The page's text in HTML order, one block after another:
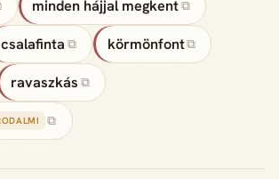
minden hájjal megkent ⧉
csalafinta ⧉ körmönfont⧉
ravaszkás ⧉
⧉